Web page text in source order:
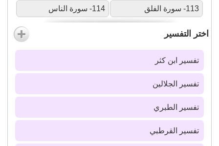
113- سورة الفلق 114- سورة الناس
اختر التفسير
تفسير ابن كثر
تفسير الجلالين
تفسير الطبري
تفسير القرطبي